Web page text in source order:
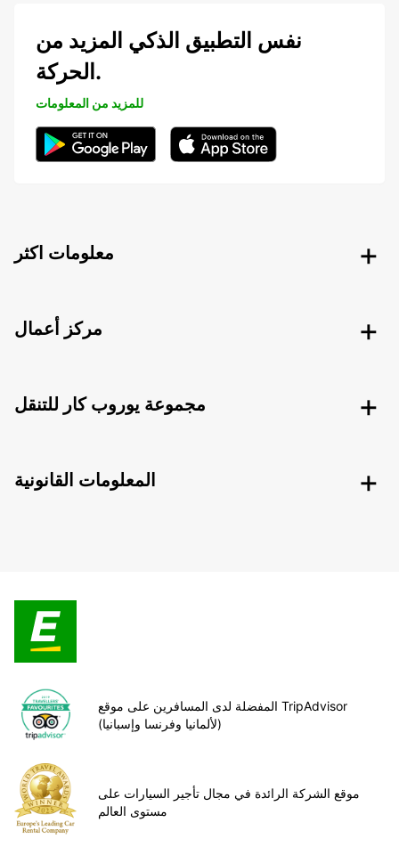
نفس التطبيق الذكي المزيد من
الحركة.
للمزيد من المعلومات
معلومات اكثر
مركز أعمال
مجموعة يوروب كار للتنقل
المعلومات القانونية
المفضلة لدى المسافرين على موقع TripAdvisor
(لألمانيا وفرنسا وإسبانيا)
موقع الشركة الرائدة في مجال تأجير السيارات على
مستوى العالم